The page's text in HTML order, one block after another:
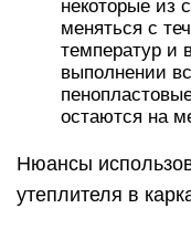
некоторые из
меняться с
температур и
выполнении
остаются на
Нюансы
утеплителя в